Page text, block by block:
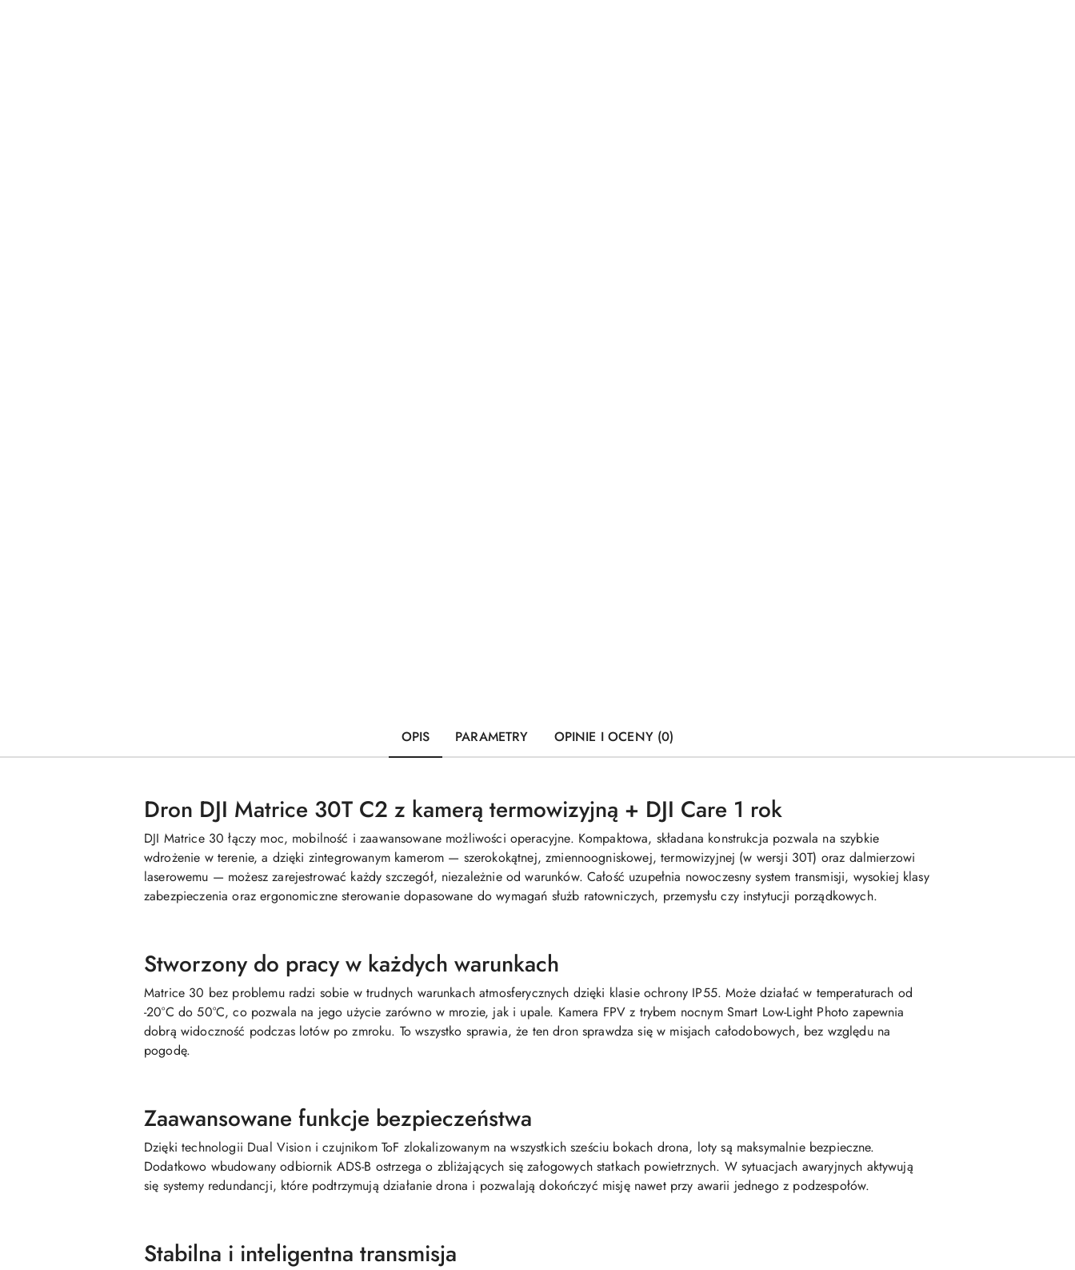
OPIS PARAMETRY OPINIE I OCENY (0)
Dron DJI Matrice 30T C2 z kamerą termowizyjną + DJI Care 1 rok
DJI Matrice 30 łączy moc, mobilność i zaawansowane możliwości operacyjne. Kompaktowa, składana konstrukcja pozwala na szybkie
wdrożenie w terenie, a dzięki zintegrowanym kamerom — szerokokątnej, zmiennoogniskowej, termowizyjnej (w wersji 30T) oraz dalmierzowi
laserowemu — możesz zarejestrować każdy szczegół, niezależnie od warunków. Całość uzupełnia nowoczesny system transmisji, wysokiej klasy
zabezpieczenia oraz ergonomiczne sterowanie dopasowane do wymagań służb ratowniczych, przemysłu czy instytucji porządkowych.
Stworzony do pracy w każdych warunkach
Matrice 30 bez problemu radzi sobie w trudnych warunkach atmosferycznych dzięki klasie ochrony IP55. Może działać w temperaturach od
-20°C do 50°C, co pozwala na jego użycie zarówno w mrozie, jak i upale. Kamera FPV z trybem nocnym Smart Low-Light Photo zapewnia
dobrą widoczność podczas lotów po zmroku. To wszystko sprawia, że ten dron sprawdza się w misjach całodobowych, bez względu na
pogodę.
Zaawansowane funkcje bezpieczeństwa
Dzięki technologii Dual Vision i czujnikom ToF zlokalizowanym na wszystkich sześciu bokach drona, loty są maksymalnie bezpieczne.
Dodatkowo wbudowany odbiornik ADS-B ostrzega o zbliżających się załogowych statkach powietrznych. W sytuacjach awaryjnych aktywują
się systemy redundancji, które podtrzymują działanie drona i pozwalają dokończyć misję nawet przy awarii jednego z podzespołów.
Stabilna i inteligentna transmisja